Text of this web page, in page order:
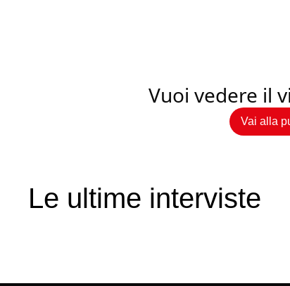
Vuoi vedere il
Vai alla
Le ultime interviste